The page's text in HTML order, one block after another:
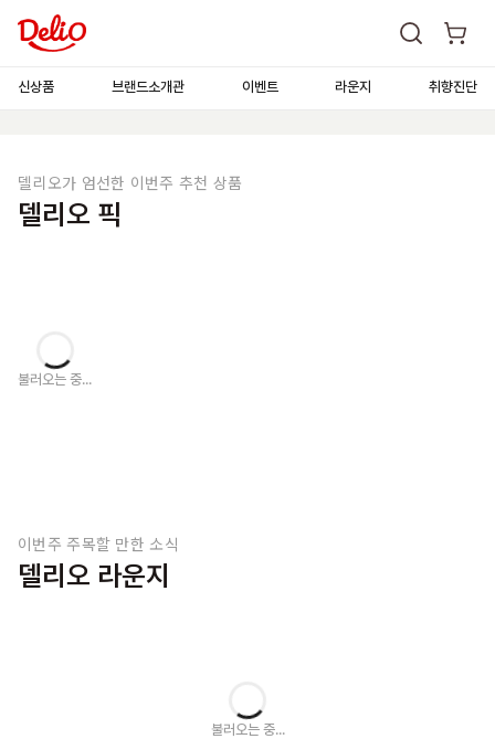
신상품 브랜드소개관 이벤트 라운지 취향진단
델리오가 엄선한 이번주 추천 상품
델리오 픽
불러오는 중...
이번주 주목할 만한 소식
델리오 라운지
불러오는 중...